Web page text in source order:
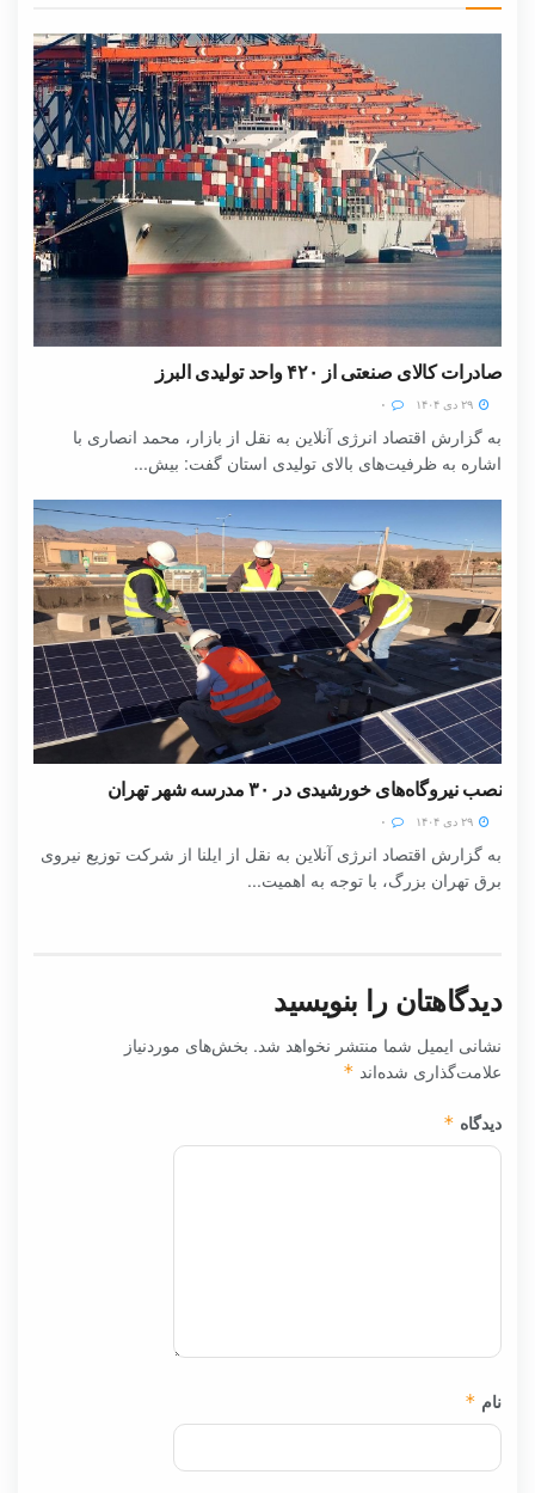
صادرات کالای صنعتی از ۴۲۰ واحد تولیدی البرز
به گزارش اقتصاد انرژی آنلاین به نقل از بازار، محمد انصاری با
اشاره به ظرفیت‌های بالای تولیدی استان گفت: بیش...
نصب نیروگاه‌های خورشیدی در ۳۰ مدرسه شهر تهران
به گزارش اقتصاد انرژی آنلاین به نقل از ایلنا از شرکت توزیع نیروی
برق تهران بزرگ، با توجه به اهمیت...
دیدگاهتان را بنویسید
نشانی ایمیل شما منتشر نخواهد شد. بخش‌های موردنیاز
علامت‌گذاری شده‌اند *
دیدگاه *
نام *